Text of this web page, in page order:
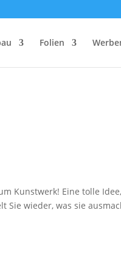
Folien
Kunstwerk! Eine tolle
wieder, was sie